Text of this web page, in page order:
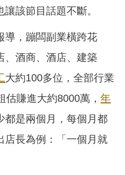
該節目話題不斷。
導，蹦闆副業橫跨花
、酒商、酒店、建築
大約100多位，全部行業
估賺進大約8000萬，年
都是兩個月，每個月都
店長為例：「一個月就